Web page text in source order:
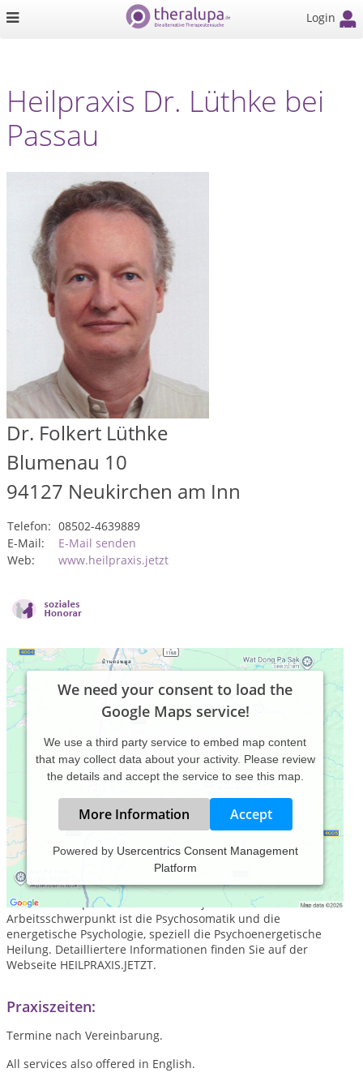
Login
Heilpraxis Dr. Lüthke bei
Passau
Dr. Folkert Lüthke
Blumenau 10
94127 Neukirchen am Inn
Telefon: 08502-4639889
E-Mail:
E-Mail senden
Web:
www.heilpraxis.jetzt
We need your consent to load the
Google Maps service!
We use a third party service to embed map content
that may collect data about your activity. Please review
the details and accept the service to see this map.
More Information Accept
Powered by Usercentrics Consent Management
Platform
Dr. Lüthke ist Diplom-Psychologe, Klinischer Psychologe (USA)
und Heilpratiker mit über 30 Jahren Erfahrung. Dr. Lüthke
arbeitet therapeutisch mit Klienten jeden Alters. Sein
Arbeitsschwerpunkt ist die Psychosomatik und die
energetische Psychologie, speziell die Psychoenergetische
Heilung. Detailliertere Informationen finden Sie auf der
Webseite HEILPRAXIS.JETZT.
Praxiszeiten:
Termine nach Vereinbarung.
All services also offered in English.